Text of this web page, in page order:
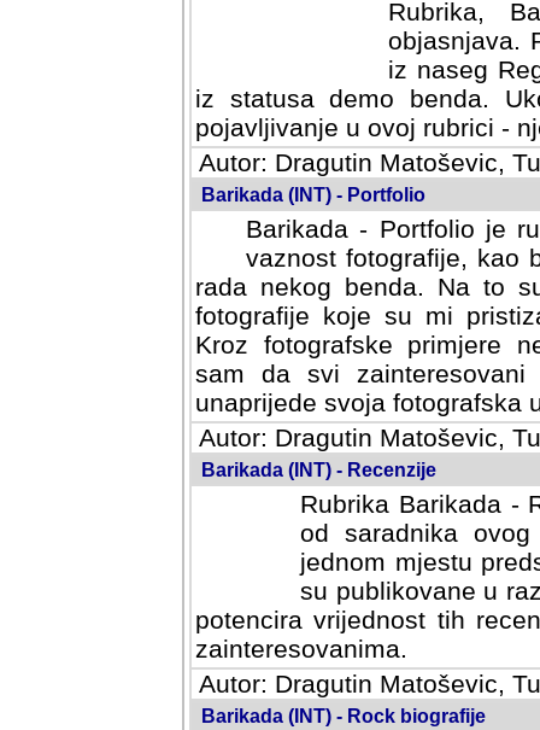
Rubrika,
objasnjava.
iz naseg
iz statusa demo benda.
pojavljivanje u ovoj rubrici -
Autor: Dragutin Matoševic,
Barikada (INT) - Portfolio
Barikada - Portfolio je
vaznost fotografije, kao
rada nekog benda. Na to
fotografije koje su mi
fotografske primjere
svi zainteresovani
svoja fotografska umijeca.
Autor: Dragutin Matoševic,
Barikada (INT) - Recenzije
Rubrika Barikada -
od saradnika
jednom mjestu
su publikovane u
potencira vrijednost tih
zainteresovanima.
Autor: Dragutin Matoševic,
Barikada (INT) - Rock biografije